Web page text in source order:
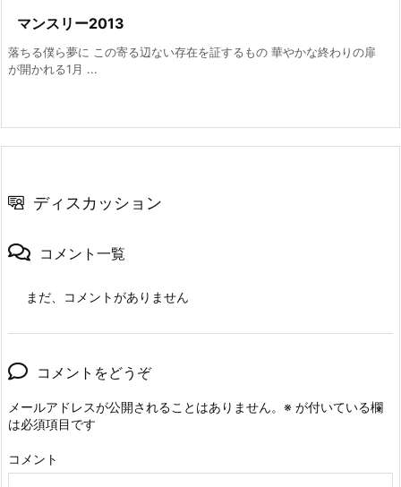
マンスリー2013
落ちる僕ら夢に この寄る辺ない存在を証するもの 華やかな終わりの扉
が開かれる1月 ...
ディスカッション
コメント一覧
まだ、コメントがありません
コメントをどうぞ
メールアドレスが公開されることはありません。 ※ が付いている欄
は必須項目です
コメント